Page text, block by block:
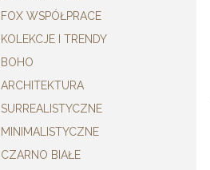
FOX WSPÓŁPRACE
KOLEKCJE I TRENDY
BOHO
ARCHITEKTURA
SURREALISTYCZNE
MINIMALISTYCZNE
CZARNO BIAŁE